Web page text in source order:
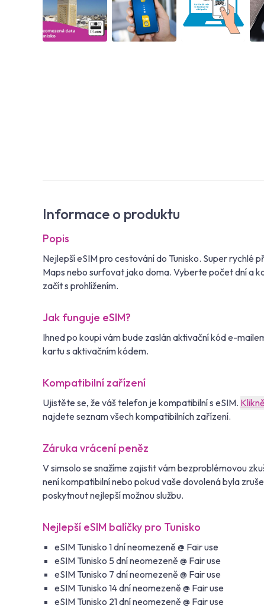
Informace o produktu
Popis
Nejlepší eSIM pro cestování do Tunisko. Super rychlé
Maps nebo surfovat jako doma. Vyberte počet dní a
začít s prohlížením.
Jak funguje eSIM?
Ihned po koupi vám bude zaslán aktivační kód e-
kartu s aktivačním kódem.
Kompatibilní zařízení
Ujistěte se, že váš telefon je kompatibilní s eSIM.
najdete seznam všech kompatibilních zařízení.
Záruka vrácení peněz
V simsolo se snažíme zajistit vám bezproblémovou
není kompatibilní nebo pokud vaše dovolená byla
poskytnout nejlepší možnou službu.
Nejlepší eSIM balíčky pro Tunisko
eSIM Tunisko 1 dní neomezeně @ Fair use
eSIM Tunisko 5 dní neomezeně @ Fair use
eSIM Tunisko 7 dní neomezeně @ Fair use
eSIM Tunisko 14 dní neomezeně @ Fair use
eSIM Tunisko 21 dní neomezeně @ Fair use